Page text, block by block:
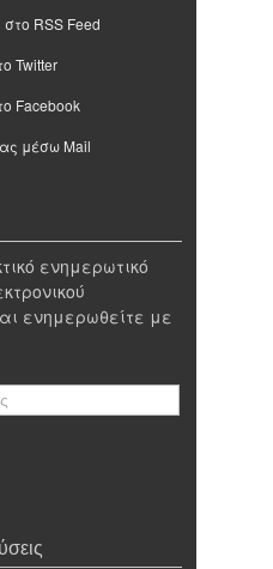
RSS Feed
Twitter
Facebook
μέσω Mail
ενημερωτικό
ενημερωθείτε με